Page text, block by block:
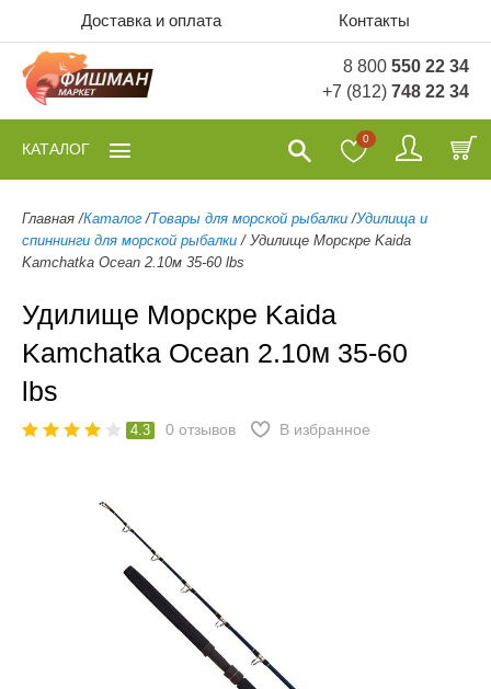
Доставка и оплата Контакты
8 800 550 22 34
+7 (812) 748 22 34
0
КАТАЛОГ
Главная /Каталог /Товары для морской рыбалки /Удилища и
спиннинги для морской рыбалки / Удилище Морскре Kaida
Kamchatka Ocean 2.10м 35-60 lbs
Удилище Морскре Kaida
Kamchatka Ocean 2.10м 35-60
lbs
4.3 0 отзывов В избранное